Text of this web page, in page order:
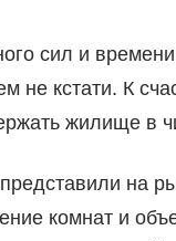
сил и
не кстати. К
жилище в
на
комнат и